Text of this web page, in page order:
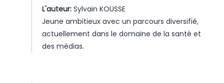
L'auteur: Sylvain KOUSSE
Jeune ambitieux avec un parcours diversifié,
actuellement dans le domaine de la santé et
des médias.